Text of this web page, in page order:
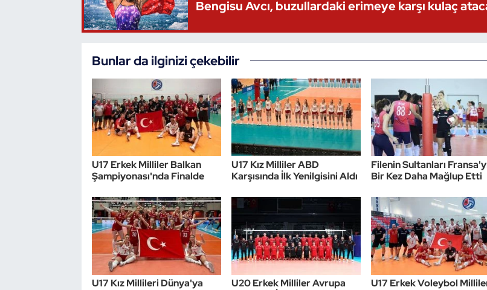
Bengisu Avcı, buzullardaki erimeye karşı kulaç
Bunlar da ilginizi çekebilir
U17 Erkek Milliler Balkan
Şampiyonası'nda Finalde
U17 Kız Milliler ABD
Karşısında İlk Yenilgisini Aldı
Filenin Sultanları
Bir Kez Daha Mağlup Etti
U17 Kız Millileri Dünya'ya
U20 Erkek Milliler Avrupa
U17 Erkek Voleybol